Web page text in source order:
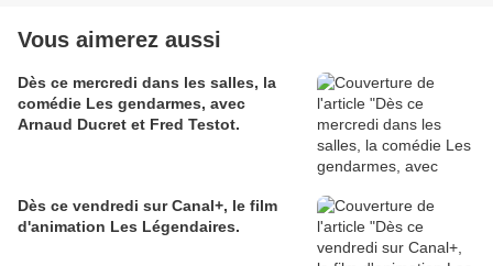
Vous aimerez aussi
Dès ce mercredi dans les salles, la
comédie Les gendarmes, avec
Arnaud Ducret et Fred Testot.
Dès ce vendredi sur Canal+, le film
d'animation Les Légendaires.